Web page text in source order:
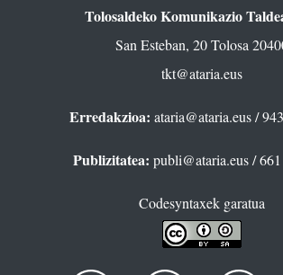
Tolosaldeko Komunikazio
San Esteban, 20 Tolosa
tkt@ataria.eus
Erredakzioa: ataria@ataria.eus/
Publizitatea: publi@ataria.eus/ 661
Codesyntaxek garatua